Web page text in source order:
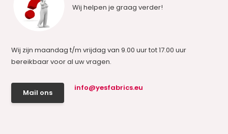
Wij helpen je graag verder!
Wij zijn maandag t/m vrijdag van 9.00 uur tot 17.00 uur
bereikbaar voor al uw vragen.
Mail ons
info@yesfabrics.eu